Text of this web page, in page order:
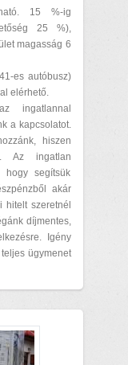
15 %-ig
25 %),
magasság 6
es autóbusz)
elérhető.
ingatlannal
a kapcsolatot.
hiszen
Az ingatlan
segítsük
akár
szeretnél
díjmentes,
Igény
ügymenet